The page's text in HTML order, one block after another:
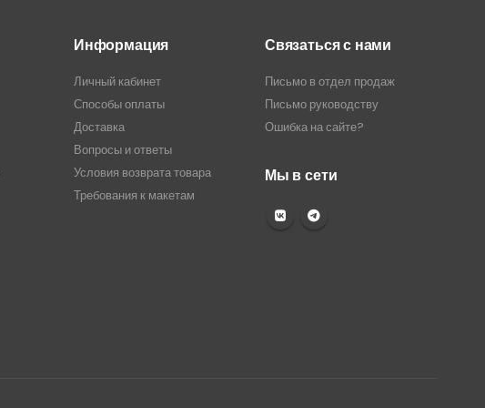
Информация
Личный кабинет
Способы оплаты
Доставка
Вопросы и ответы
Условия возврата товара
Требования к макетам
Связаться с нами
Письмо в отдел продаж
Письмо руководству
Ошибка на сайте?
Мы в сети